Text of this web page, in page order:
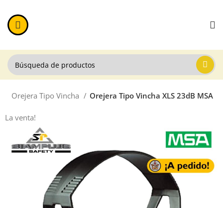
Orejera Tipo Vincha Orejera Tipo Vincha XLS 23dB MSA
La venta!